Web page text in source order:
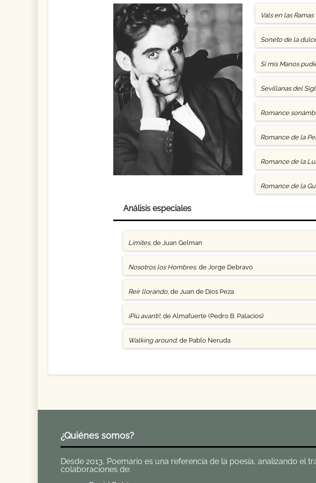
Vals en las Ramas
Soneto de la
Si mis Manos
Sevillanas del
Romance
Romance de la
Romance de la
Romance de la
Análisis especiales
Límites, de Juan Gelman
Nosotros los Hombres, de Jorge Debravo
Reír llorando, de Juan de Dios Peza
¡Più avanti!, de Almafuerte (Pedro B. Palacios)
Walking around, de Pablo Neruda
¿Quiénes somos?
Desde 2013, Poemario es una referencia de la poesía, analizando
colaboraciones de: